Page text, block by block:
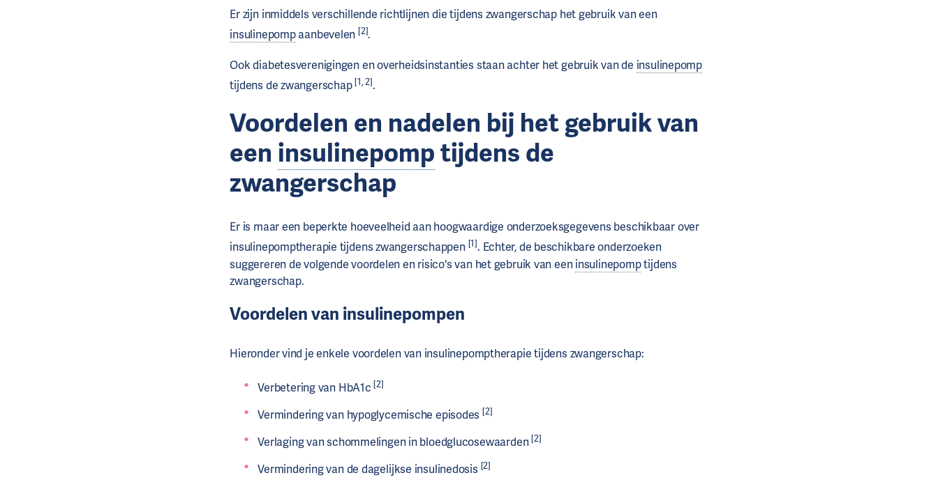
Er zijn inmiddels verschillende richtlijnen die tijdens zwangerschap het gebruik van een
insulinepompaanbevelen[2].
Ook diabetesverenigingen en overheidsinstanties staan achter het gebruik van de insulinepomp
tijdens de zwangerschap[1, 2].
Voordelen en nadelen bij het gebruik van
een insulinepomptijdens de
zwangerschap
Er is maar een beperkte hoeveelheid aan hoogwaardige onderzoeksgegevens beschikbaar over
insulinepomptherapie tijdens zwangerschappen [1]. Echter, de beschikbare onderzoeken
suggereren de volgende voordelen en risico's van het gebruik van eeninsulinepomptijdens
zwangerschap.
Voordelen van insulinepompen
Hieronder vind je enkele voordelen van insulinepomptherapie tijdens zwangerschap:
Verbetering van HbA1c[2]
Vermindering van hypoglycemische episodes[2]
Verlaging van schommelingen in bloedglucosewaarden[2]
Vermindering van de dagelijkse insulinedosis [2]